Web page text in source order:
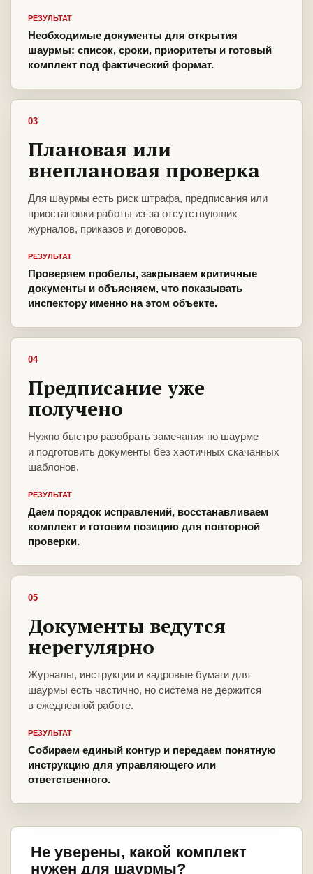
РЕЗУЛЬТАТ
Необходимые документы для открытия
шаурмы: список, сроки, приоритеты и готовый
комплект под фактический формат.
03
Плановая или
внеплановая проверка
Для шаурмы есть риск штрафа, предписания или
приостановки работы из-за отсутствующих
журналов, приказов и договоров.
РЕЗУЛЬТАТ
Проверяем пробелы, закрываем критичные
документы и объясняем, что показывать
инспектору именно на этом объекте.
04
Предписание уже
получено
Нужно быстро разобрать замечания по шаурме
и подготовить документы без хаотичных скачанных
шаблонов.
РЕЗУЛЬТАТ
Даем порядок исправлений, восстанавливаем
комплект и готовим позицию для повторной
проверки.
05
Документы ведутся
нерегулярно
Журналы, инструкции и кадровые бумаги для
шаурмы есть частично, но система не держится
в ежедневной работе.
РЕЗУЛЬТАТ
Собираем единый контур и передаем понятную
инструкцию для управляющего или
ответственного.
Не уверены, какой комплект
нужен для шаурмы?